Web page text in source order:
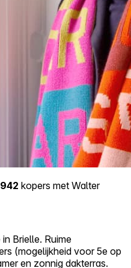
kopers met Walter
Brielle. Ruime
(mogelijkheid voor 5e op
en zonnig dakterras.